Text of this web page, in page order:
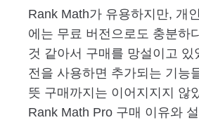
Rank Math가 유용하지만, 개
에는 무료 버전으로도 충분하
것 같아서 구매를 망설이고 있
전을 사용하면 추가되는 기능
뜻 구매까지는 이어지지지 않
Rank Math Pro 구매 이유와